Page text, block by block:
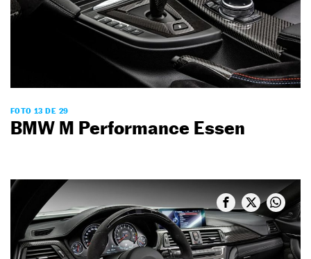
FOTO 13 DE 29
BMW M Performance Essen